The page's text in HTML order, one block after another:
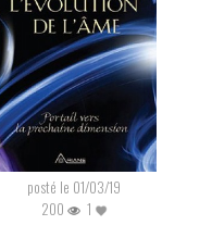
posté le 01/03/19
200
1